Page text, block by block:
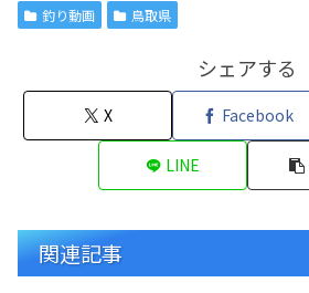
釣り動画 鳥取県
シェアする
X Facebook
LINE
関連記事